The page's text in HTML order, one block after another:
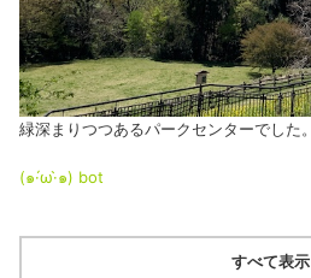
緑深まりつつあるパークセンターでした。
(๑·́ω·̀๑) bot
すべて表示